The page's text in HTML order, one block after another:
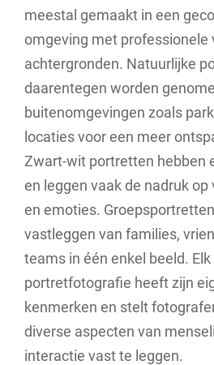
meestal gemaakt in een
omgeving met professionele
achtergronden. Natuurlijke
daarentegen worden
buitenomgevingen zoals
locaties voor een meer
Zwart-wit portretten hebben
en leggen vaak de nadruk
en emoties.
vastleggen van families,
teams in één enkel beeld.
portretfotografie heeft zijn
kenmerken en stelt
diverse aspecten van
interactie vast te leggen.